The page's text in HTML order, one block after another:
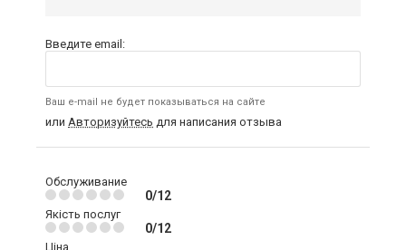
Введите email:
Ваш e-mail не будет показываться на сайте
или Авторизуйтесь для написания отзыва
Обслуживание
0/12
Якість послуг
0/12
Ціна